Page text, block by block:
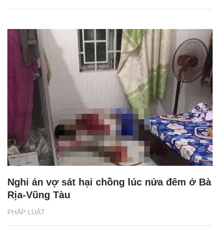
PHÁP LUẬT
Nghi án vợ sát hại chồng lúc nửa đêm ở Bà
Rịa-Vũng Tàu